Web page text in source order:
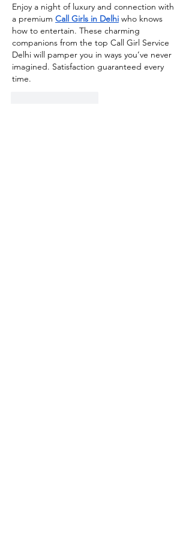
Enjoy a night of luxury and connection with
a premium Call Girls in Delhi who knows
how to entertain. These charming
companions from the top Call Girl Service
Delhi will pamper you in ways you’ve never
imagined. Satisfaction guaranteed every
time.